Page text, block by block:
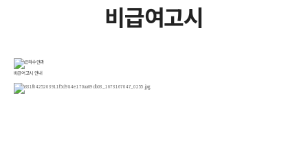
비급여고시
비급여고시 안내